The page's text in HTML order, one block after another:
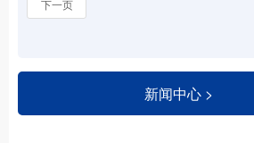
下一页
新闻中心 >